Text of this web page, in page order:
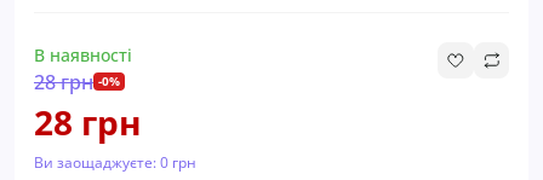
В наявності
28 грн -0%
28 грн
Ви заощаджуєте:0 грн